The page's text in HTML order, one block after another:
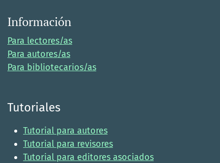
Información
Para lectores/as
Para autores/as
Para bibliotecarios/as
Tutoriales
Tutorial para autores
Tutorial para revisores
Tutorial para editores asociados